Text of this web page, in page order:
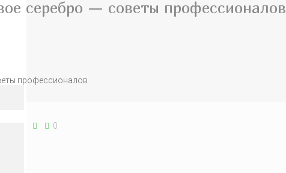
серебро — советы профессионалов
профессионалов
0